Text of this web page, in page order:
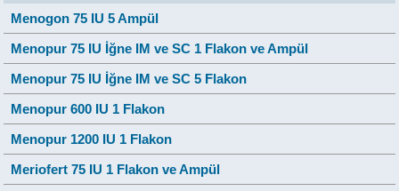
Menogon 75 IU 5 Ampül
Menopur 75 IU İğne IM ve SC 1 Flakon ve Ampül
Menopur 75 IU İğne IM ve SC 5 Flakon
Menopur 600 IU 1 Flakon
Menopur 1200 IU 1 Flakon
Meriofert 75 IU 1 Flakon ve Ampül